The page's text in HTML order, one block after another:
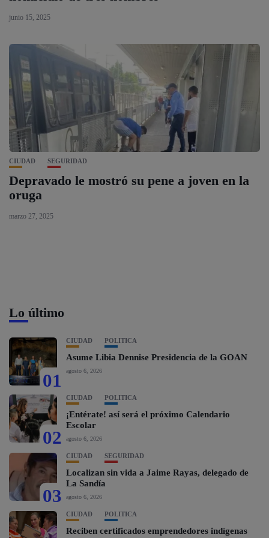
junio 15, 2025
CIUDAD SEGURIDAD
Depravado le mostró su pene a joven en la
oruga
marzo 27, 2025
Lo último
01
CIUDAD POLÍTICA
Asume Libia Dennise Presidencia de la GOAN
agosto 6, 2026
02
CIUDAD POLÍTICA
¡Entérate! así será el próximo Calendario
Escolar
agosto 6, 2026
03
CIUDAD SEGURIDAD
Localizan sin vida a Jaime Rayas, delegado de
La Sandía
agosto 6, 2026
CIUDAD POLÍTICA
Reciben certificados emprendedores indígenas